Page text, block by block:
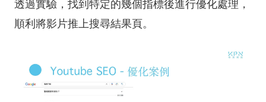
透過實驗，找到特定的幾個指標後進行優化處理，
順利將影片推上搜尋結果頁。